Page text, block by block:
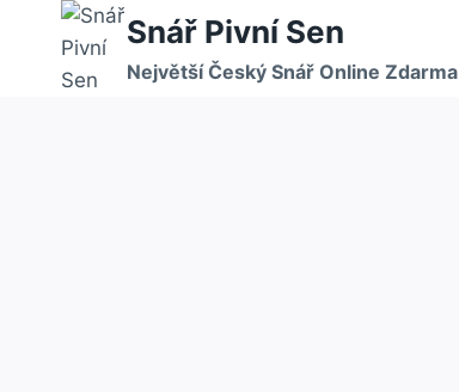
Přeskočit
Snář Pivní Sen
Největší Český Snář Online Zdarma